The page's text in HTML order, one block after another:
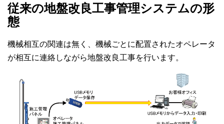
従来の地盤改良工事管理システムの形
態
機械相互の関連は無く、機械ごとに配置されたオペレータ
が相互に連絡しながら地盤改良工事を行います。